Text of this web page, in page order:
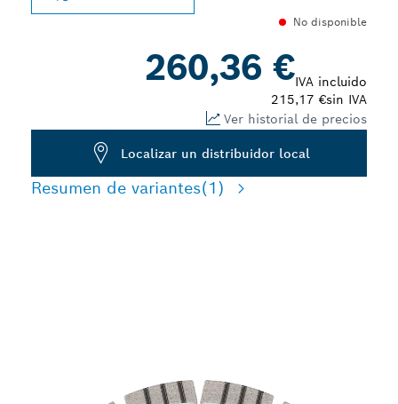
No disponible
260,36 €IVA incluido
215,17 €sin IVA
Ver historial de precios
Localizar un distribuidor local
Resumen de variantes(1)